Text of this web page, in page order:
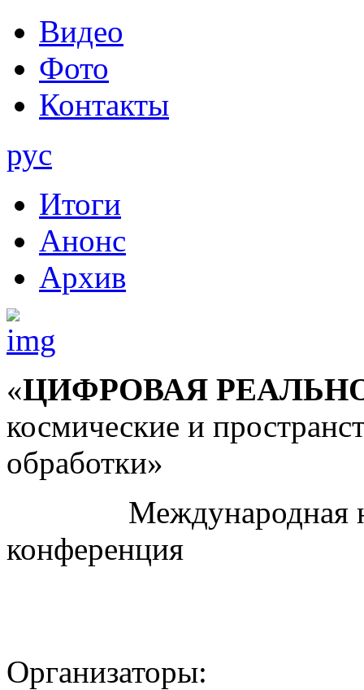
Видео
Фото
Контакты
рус
Итоги
Анонс
Архив
«ЦИФРОВАЯ
космические и
обработки»
Международная
конференция
Организаторы: